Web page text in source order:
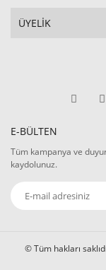
ÜYELİK
E-BÜLTEN
Tüm kampanya ve
kaydolunuz.
© Tüm hakları